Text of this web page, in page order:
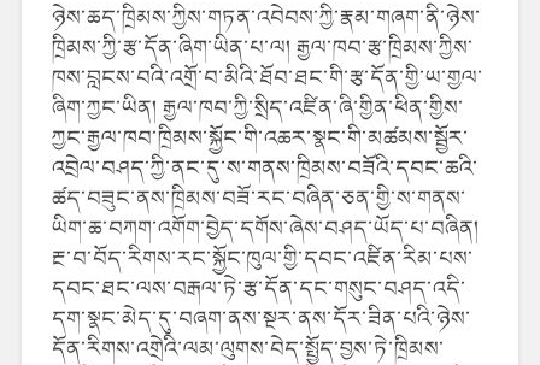
ཉེས་ཆད་ཁྲིམས་ཀྱིས་གཏན་འབེབས་ཀྱི་རྣམ་གཞག་ནི་ཉེས་
ཁྲིམས་ཀྱི་རྩ་དོན་ཞིག་ཡིན་པ་ལ། རྒྱལ་ཁབ་རྩ་ཁྲིམས་ཀྱིས་
ཁས་བླངས་བའི་འགྲོ་བ་མིའི་ཐོབ་ཐང་གི་རྩ་དོན་གྱི་ཡ་གྱལ་
ཞིག་ཀྱང་ཡིན། རྒྱལ་ཁབ་ཀྱི་སྲིད་འཛིན་ཞི་གྱིན་ཕིན་གྱིས་
ཀྱང་རྒྱལ་ཁབ་ཁྲིམས་སྐྱོང་གི་འཆར་སྣང་གི་མཚམས་སྦྱོར་
འབྲེལ་བཤད་ཀྱི་ནང་དུ་ས་གནས་ཁྲིམས་བཟོའི་དབང་ཆའི་
ཚད་བཟུང་ནས་ཁྲིམས་བཟོ་རང་བཞིན་ཅན་གྱི་ས་གནས་
ཡིག་ཆ་བཀག་འགོག་བྱེད་དགོས་ཞེས་བཤད་ཡོད་པ་བཞིན།
རྔ་བ་བོད་རིགས་རང་སྐྱོང་ཁུལ་གྱི་དབང་འཛིན་རིམ་པས་
དབང་ཐང་ལས་བརྒལ་ཏེ་རྩ་དོན་དང་གསུང་བཤད་འདི་
དག་སྣང་མེད་དུ་བཞག་ནས་སྔར་ནས་དོར་ཟིན་པའི་ཉེས་
དོན་རིགས་འགྲེའི་ལམ་ལུགས་བེད་སྤྱོད་བྱས་ཏེ་ཁྲིམས་